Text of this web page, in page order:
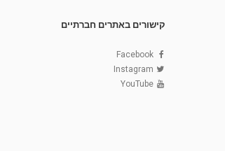
קישורים באתרים חברתיים
Facebook
Instagram
YouTube